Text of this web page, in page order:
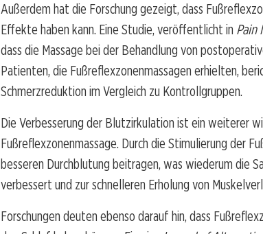
Außerdem hat die Forschung gezeigt, dass
Effekte haben kann. Eine Studie, veröffentlicht in Pain
dass die Massage bei der Behandlung von
Patienten, die Fußreflexzonenmassagen erhielten,
Schmerzreduktion im Vergleich zu Kontrollgruppen.
Die Verbesserung der Blutzirkulation ist ein weiterer
Fußreflexzonenmassage. Durch die Stimulierung der
besseren Durchblutung beitragen, was wiederum die
verbessert und zur schnelleren Erholung von
Forschungen deuten ebenso darauf hin, dass